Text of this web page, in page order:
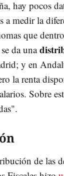
hay pocos
a medir la
que
da una
y en
la renta
Sobre
de las